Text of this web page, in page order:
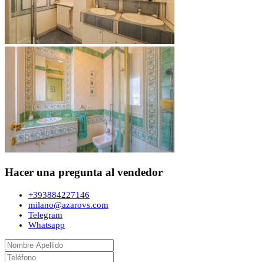
Hacer una pregunta al vendedor
+393884227146
milano@azarovs.com
Telegram
Whatsapp